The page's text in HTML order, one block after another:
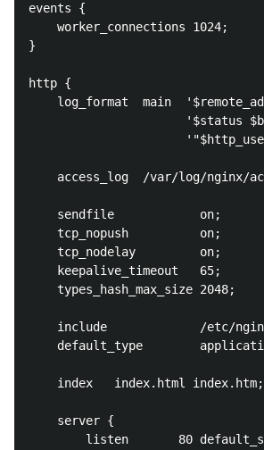
events {
    worker_connections 1024;
}
http {
log_format  main
'$status
access_log  /var/log/nginx/
    sendfile            on;
    tcp_nopush          on;
    tcp_nodelay         on;
    keepalive_timeout   65;
    types_hash_max_size 2048;
include             /etc/
default_type
    index   index.html index.htm;
    server {
listen       80